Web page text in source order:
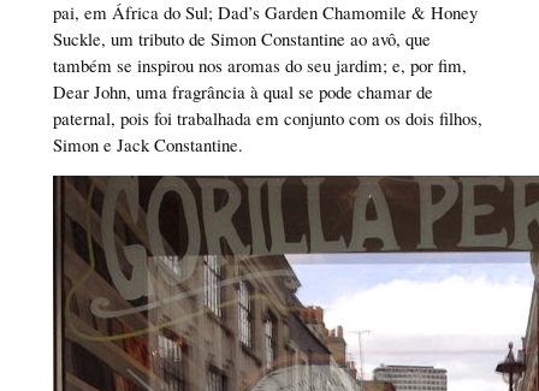
pai, em África do Sul; Dad’s Garden Chamomile & Honey
Suckle, um tributo de Simon Constantine ao avô, que
também se inspirou nos aromas do seu jardim; e, por fim,
Dear John, uma fragrância à qual se pode chamar de
paternal, pois foi trabalhada em conjunto com os dois filhos,
Simon e Jack Constantine.